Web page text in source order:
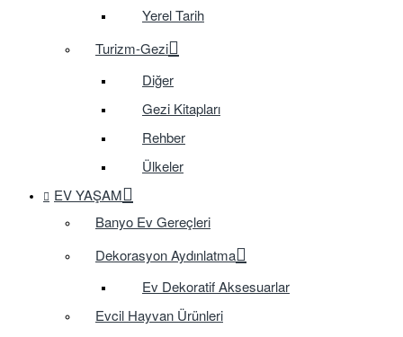
Yerel Tarih
Turizm-Gezi
Diğer
Gezi Kitapları
Rehber
Ülkeler
EV YAŞAM
Banyo Ev Gereçleri
Dekorasyon Aydınlatma
Ev Dekoratif Aksesuarlar
Evcil Hayvan Ürünleri